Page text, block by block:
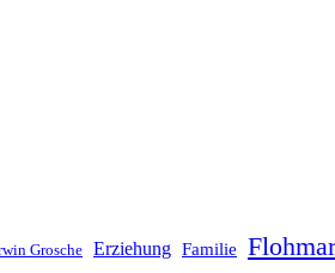
Grosche Erziehung Familie